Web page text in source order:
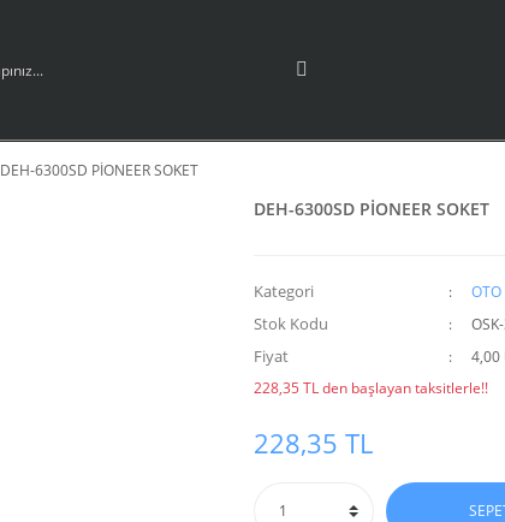
DEH-6300SD PİONEER SOKET
DEH-6300SD PİONEER SOKET
Kategori OTO
Stok Kodu
Fiyat
4,00
228,35 TL den başlayan taksitlerle!!
228,35 TL